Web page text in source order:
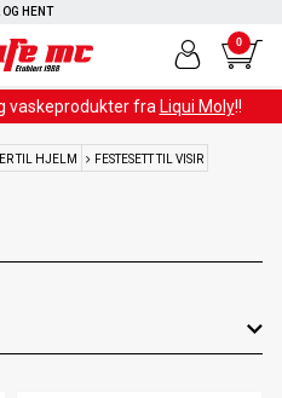
OG HENT
0
vaskeprodukter fra Liqui Moly!!
TIL HJELM FESTESETT TIL VISIR